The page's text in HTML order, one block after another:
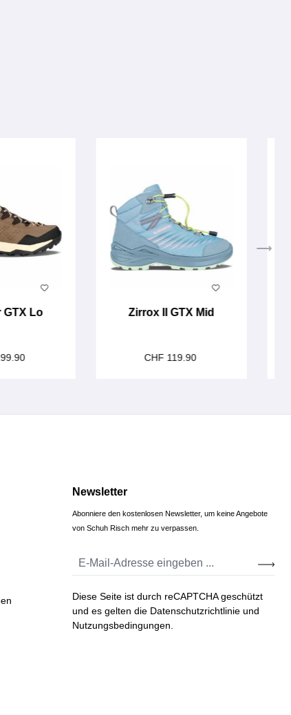
GTX Lo Zirrox II GTX Mid
CHF 119.90
Newsletter
Abonniere den kostenlosen Newsletter, um keine Angebote
von Schuh Risch mehr zu verpassen.
Diese Seite ist durch reCAPTCHA geschützt
und es gelten die Datenschutzrichtlinie und
Nutzungsbedingungen